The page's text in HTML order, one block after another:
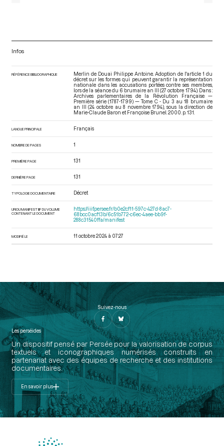
Infos
RÉFÉRENCE BIBLIOGRAPHIQUE
Merlin de Douai Philippe Antoine. Adoption de l'article 1 du
décret sur les formes qui peuvent garantir la représentation
nationale dans les accusations portées contre ses membres,
lors de la séance du 6 brumaire an III (27 octobre 1794). Dans :
Archives parlementaires de la Révolution Française —
Première série (1787-1799) — Tome C - Du 3 au 18 brumaire
an III (24 octobre au 8 novembre 1794) , sous la direction de
Marie-Claude Baron et Françoise Brunel. 2000. p. 131.
LANGUE PRINCIPALE Français
NOMBRE DE PAGES 1
PREMIÈRE PAGE 131
DERNIÈRE PAGE 131
TYPOLOGIE DOCUMENTAIRE Décret
URI DU MANIFEST IIIF DU VOLUME
CONTENANT LE DOCUMENT
https://iiif.persee.fr/b0e2cf11-597c-427d-8ac7-
68bcc0acf13b/6c51b772-c6ec-4aee-bb9f-
288c31540ffa/manifest
MODIFIÉ LE 11 octobre 2024 à 07:27
Suivez-nous
Les perséides
Un dispositif pensé par Persée pour la valorisation de corpus
textuels et iconographiques numérisés construits en
partenariat avec des équipes de recherche et des institutions
documentaires.
En savoir plus